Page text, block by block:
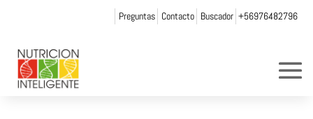
Preguntas Contacto Buscador +56976482796